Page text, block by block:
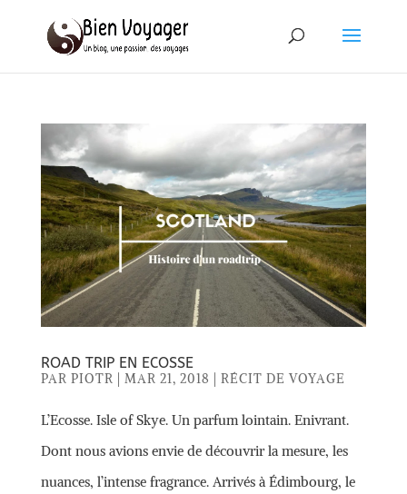
ROAD TRIP EN ECOSSE
PAR PIOTR MAR 21, 2018 RÉCIT DE VOYAGE
L’Ecosse. Isle of Skye. Un parfum lointain. Enivrant.
Dont nous avions envie de découvrir la mesure, les
nuances, l’intense fragrance. Arrivés à Édimbourg, le